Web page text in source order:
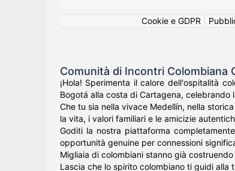
Cookie e GDPR
Comunità di Incontri Colombiana
¡Hola! Sperimenta il calore dell'ospitalità
Bogotá alla costa di Cartagena, celebrando
Che tu sia nella vivace Medellín, nella
la vita, i valori familiari e le amicizie
Goditi la nostra piattaforma
opportunità genuine per connessioni
Migliaia di colombiani stanno già
Lascia che lo spirito colombiano ti guidi alla